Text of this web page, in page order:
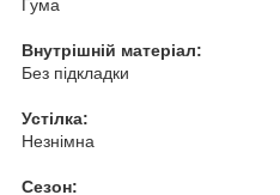
Гума
Внутрішній матеріал:
Без підкладки
Устілка:
Незнімна
Сезон: